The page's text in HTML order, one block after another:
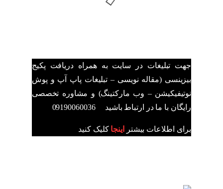
جهت تبلیغات در سایت به همراه دریافت پکیج
بیزینسی (مقاله نویسی – تبلیغات پاپ آپ و پوش
نوتیفیکیشن – وب مارکتینگ) و مشاوره تخصصی
رایگان با ما در ارتباط باشید 09190060036
برای اطلاعات بیشتر اینجا کلیک کنید